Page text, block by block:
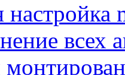
настройка
всех